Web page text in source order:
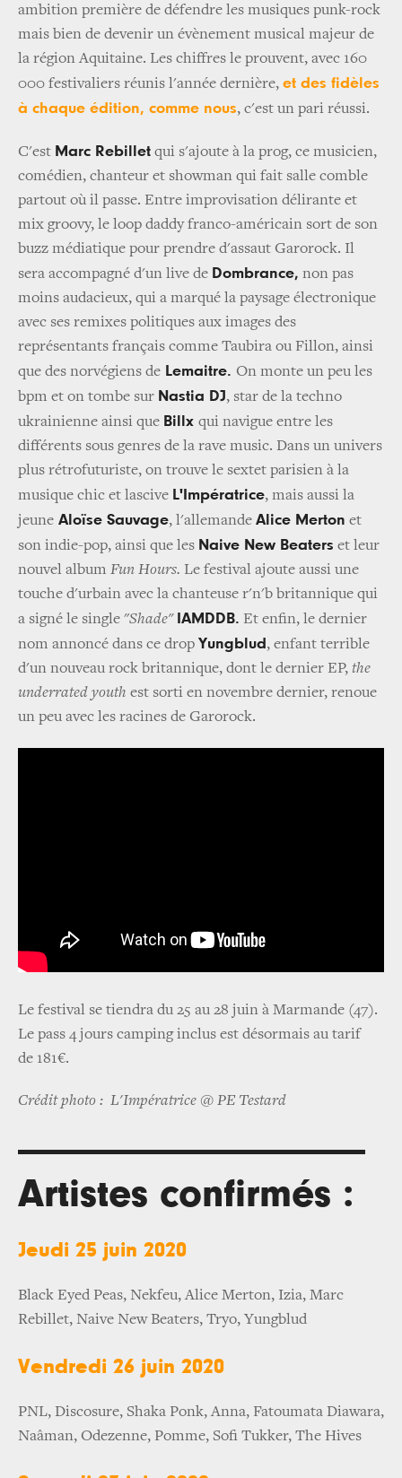
ambition première de défendre les musiques punk-rock
mais bien de devenir un évènement musical majeur de
la région Aquitaine. Les chiffres le prouvent, avec 160
000 festivaliers réunis l'année dernière, et des fidèles
à chaque édition, comme nous, c'est un pari réussi.
C'est Marc Rebillet qui s'ajoute à la prog, ce musicien,
comédien, chanteur et showman qui fait salle comble
partout où il passe. Entre improvisation délirante et
mix groovy, le loop daddy franco-américain sort de son
buzz médiatique pour prendre d'assaut Garorock. Il
sera accompagné d'un live de Dombrance, non pas
moins audacieux, qui a marqué la paysage électronique
avec ses remixes politiques aux images des
représentants français comme Taubira ou Fillon, ainsi
que des norvégiens de Lemaitre. On monte un peu les
bpm et on tombe sur Nastia DJ, star de la techno
ukrainienne ainsi que Billx qui navigue entre les
différents sous genres de la rave music. Dans un univers
plus rétrofuturiste, on trouve le sextet parisien à la
musique chic et lascive L'Impératrice, mais aussi la
jeune Aloïse Sauvage, l'allemande Alice Merton et
son indie-pop, ainsi que les Naive New Beaters et leur
nouvel album Fun Hours. Le festival ajoute aussi une
touche d'urbain avec la chanteuse r'n'b britannique qui
a signé le single "Shade" IAMDDB. Et enfin, le dernier
nom annoncé dans ce drop Yungblud , enfant terrible
d'un nouveau rock britannique, dont le dernier EP, the
underrated youth est sorti en novembre dernier, renoue
un peu avec les racines de Garorock.
Le festival se tiendra du 25 au 28 juin à Marmande (47).
Le pass 4 jours camping inclus est désormais au tarif
de 181€.
Crédit photo : L'Impératrice @ PE Testard
Artistes confirmés :
Jeudi 25 juin 2020
Black Eyed Peas, Nekfeu, Alice Merton, Izia, Marc
Rebillet, Naive New Beaters, Tryo, Yungblud
Vendredi 26 juin 2020
PNL, Discosure, Shaka Ponk, Anna, Fatoumata Diawara,
Naâman, Odezenne, Pomme, Sofi Tukker, The Hives